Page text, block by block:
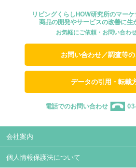
リビングくらしHOW研究所のマー
商品の開発やサービスの改善に生
お気軽にご依頼・お問い合わ
お問い合わせ／調査等
データの引用・転載
電話でのお問い合わせ
会社案内
個人情報保護法について